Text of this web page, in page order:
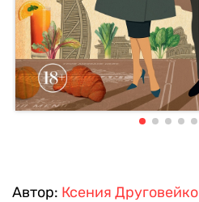
Автор: Ксения Друговейко